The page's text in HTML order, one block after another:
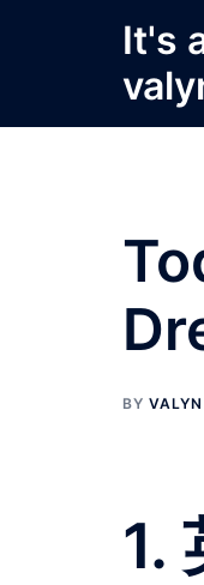
It's
BY VALYN
1.